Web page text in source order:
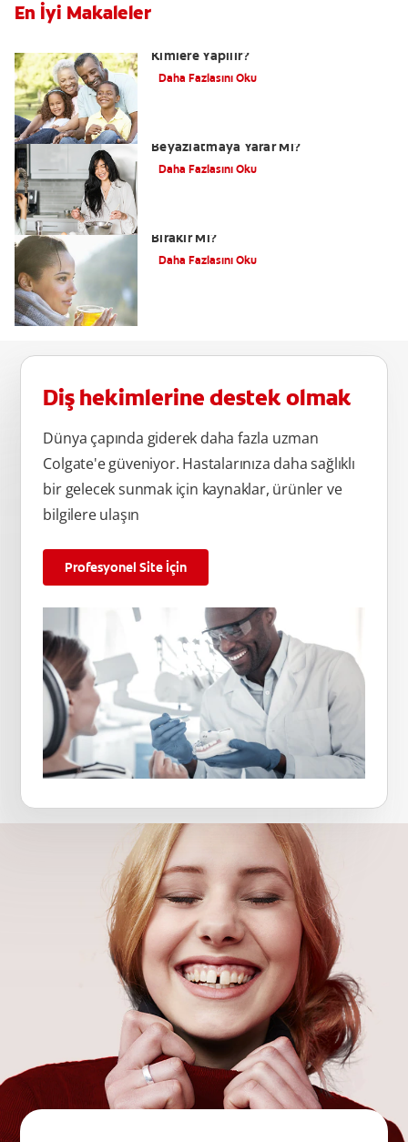
En İyi Makaleler
Kimlere Yapılır?
Daha Fazlasını Oku
Beyazlatmaya Yarar Mı?
Daha Fazlasını Oku
Bırakır Mı?
Daha Fazlasını Oku
Diş hekimlerine destek olmak
Dünya çapında giderek daha fazla uzman
Colgate'e güveniyor. Hastalarınıza daha sağlıklı
bir gelecek sunmak için kaynaklar, ürünler ve
bilgilere ulaşın
Profesyonel Site İçin